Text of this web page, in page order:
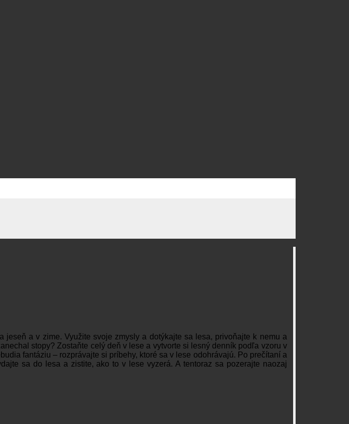
a v zime. Využite svoje zmysly a dotýkajte sa lesa, privoňajte k nemu a
stopy? Zostaňte celý deň v lese a vytvorte si lesný denník podľa vzoru v
fantáziu – rozprávajte si príbehy, ktoré sa v lese odohrávajú. Po prečítaní a
sa do lesa a zistite, ako to v lese vyzerá. A tentoraz sa pozerajte naozaj